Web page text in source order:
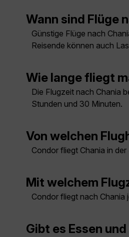
Wann sind Flüge
Günstige Flüge nach
Reisende können auch
Wie lange fliegt
Die Flugzeit nach Chania
Stunden und 30 Minuten.
Von welchen
Condor fliegt Chania in
Mit welchem
Condor fliegt nach Chania
Gibt es Essen